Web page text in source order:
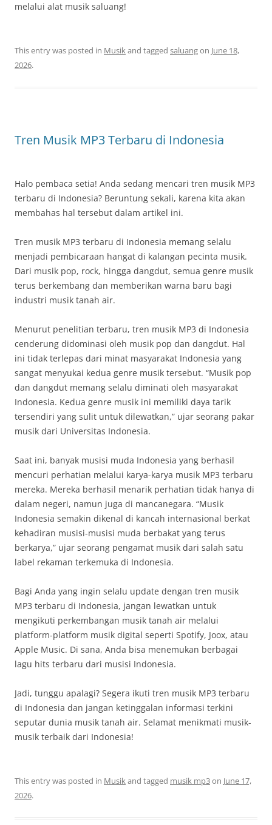
melalui alat musik saluang!
This entry was posted in Musikand tagged saluangon June 18,
2026.
Tren Musik MP3 Terbaru di Indonesia
Halo pembaca setia! Anda sedang mencari tren musik MP3
terbaru di Indonesia? Beruntung sekali, karena kita akan
membahas hal tersebut dalam artikel ini.
Tren musik MP3 terbaru di Indonesia memang selalu
menjadi pembicaraan hangat di kalangan pecinta musik.
Dari musik pop, rock, hingga dangdut, semua genre musik
terus berkembang dan memberikan warna baru bagi
industri musik tanah air.
Menurut penelitian terbaru, tren musik MP3 di Indonesia
cenderung didominasi oleh musik pop dan dangdut. Hal
ini tidak terlepas dari minat masyarakat Indonesia yang
sangat menyukai kedua genre musik tersebut. “Musik pop
dan dangdut memang selalu diminati oleh masyarakat
Indonesia. Kedua genre musik ini memiliki daya tarik
tersendiri yang sulit untuk dilewatkan,” ujar seorang pakar
musik dari Universitas Indonesia.
Saat ini, banyak musisi muda Indonesia yang berhasil
mencuri perhatian melalui karya-karya musik MP3 terbaru
mereka. Mereka berhasil menarik perhatian tidak hanya di
dalam negeri, namun juga di mancanegara. “Musik
Indonesia semakin dikenal di kancah internasional berkat
kehadiran musisi-musisi muda berbakat yang terus
berkarya,” ujar seorang pengamat musik dari salah satu
label rekaman terkemuka di Indonesia.
Bagi Anda yang ingin selalu update dengan tren musik
MP3 terbaru di Indonesia, jangan lewatkan untuk
mengikuti perkembangan musik tanah air melalui
platform-platform musik digital seperti Spotify, Joox, atau
Apple Music. Di sana, Anda bisa menemukan berbagai
lagu hits terbaru dari musisi Indonesia.
Jadi, tunggu apalagi? Segera ikuti tren musik MP3 terbaru
di Indonesia dan jangan ketinggalan informasi terkini
seputar dunia musik tanah air. Selamat menikmati musik-
musik terbaik dari Indonesia!
This entry was posted in Musikand tagged musik mp3on June 17,
2026.